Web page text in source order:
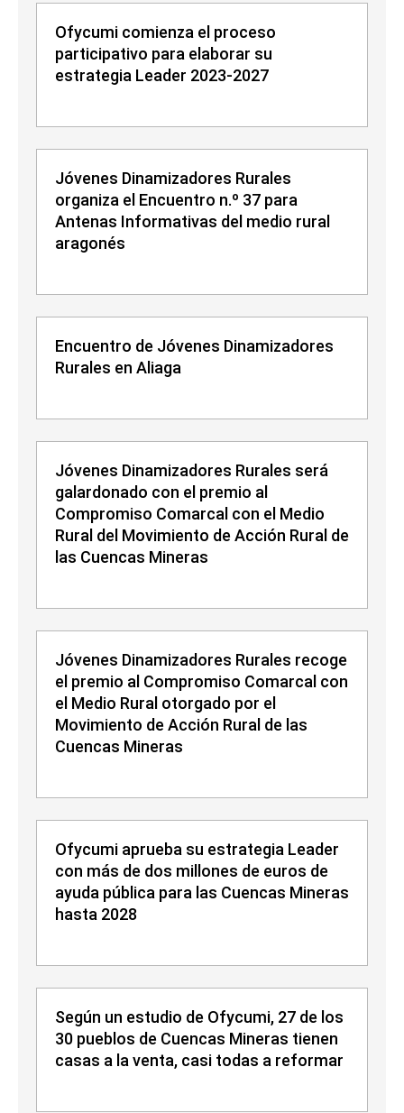
Ofycumi comienza el proceso
participativo para elaborar su
estrategia Leader 2023-2027
Jóvenes Dinamizadores Rurales
organiza el Encuentro n.º 37 para
Antenas Informativas del medio rural
aragonés
Encuentro de Jóvenes Dinamizadores
Rurales en Aliaga
Jóvenes Dinamizadores Rurales será
galardonado con el premio al
Compromiso Comarcal con el Medio
Rural del Movimiento de Acción Rural de
las Cuencas Mineras
Jóvenes Dinamizadores Rurales recoge
el premio al Compromiso Comarcal con
el Medio Rural otorgado por el
Movimiento de Acción Rural de las
Cuencas Mineras
Ofycumi aprueba su estrategia Leader
con más de dos millones de euros de
ayuda pública para las Cuencas Mineras
hasta 2028
Según un estudio de Ofycumi, 27 de los
30 pueblos de Cuencas Mineras tienen
casas a la venta, casi todas a reformar